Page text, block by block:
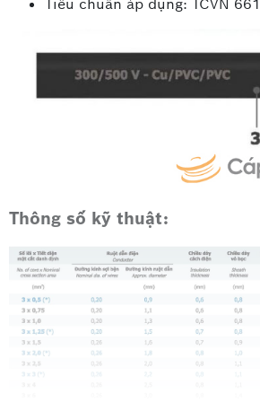
Tiêu chuẩn áp dụng: TCVN
Thông số kỹ thuật: